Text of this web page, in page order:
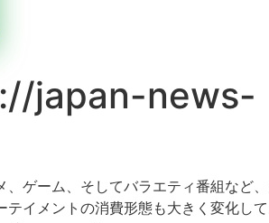
japan-news-
ゲーム、そしてバラエティ番組など
イメントの消費形態も大きく変化して